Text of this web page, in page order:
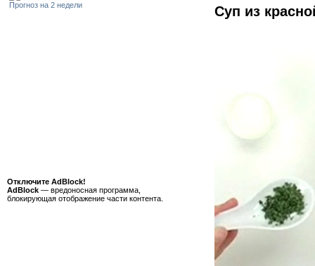
Прогноз на 2 недели
Отключите AdBlock!
AdBlock — вредоносная программа,
блокирующая отображение части контента.
Суп из